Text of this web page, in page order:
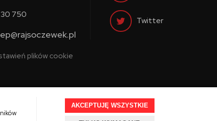
AKCEPTUJĘ WSZYSTKIE
750
plików cookie
Twitter